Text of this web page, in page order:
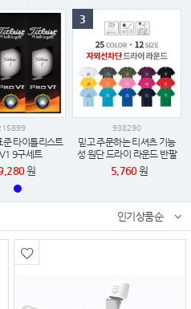
준 타이틀리스트
9구세트
원
938290
믿고 주문하는 티셔츠 기능
성 원단 드라이 라운드 반팔
티셔츠
5,760원
3
인기상품순